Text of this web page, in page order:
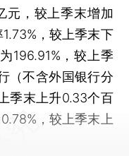
元，较上季末增加
，较上季末下
196.91%，较上季
（不含外国银行分
季末上升0.33个百
，较上季末上